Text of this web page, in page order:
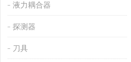
液力耦合器
探测器
刀具